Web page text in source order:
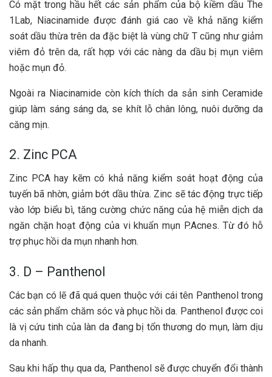
Có mặt trong hầu hết các sản phẩm của bộ kiềm dầu The
1Lab, Niacinamide được đánh giá cao về khả năng kiểm
soát dầu thừa trên da đặc biệt là vùng chữ T cũng như giảm
viêm đỏ trên da, rất hợp với các nàng da dầu bị mụn viêm
hoặc mụn đỏ.
Ngoài ra Niacinamide còn kích thích da sản sinh Ceramide
giúp làm sáng sáng da, se khít lỗ chân lông, nuôi dưỡng da
căng mịn.
2. Zinc PCA
Zinc PCA hay kẽm có khả năng kiểm soát hoạt động của
tuyến bã nhờn, giảm bớt dầu thừa. Zinc sẽ tác động trực tiếp
vào lớp biểu bì, tăng cường chức năng của hệ miễn dịch da
ngăn chặn hoạt động của vi khuẩn mụn P.Acnes. Từ đó hỗ
trợ phục hồi da mụn nhanh hơn.
3. D – Panthenol
Các bạn có lẽ đã quá quen thuộc với cái tên Panthenol trong
các sản phẩm chăm sóc và phục hồi da. Panthenol được coi
là vị cứu tinh của làn da đang bị tổn thương do mụn, làm dịu
da nhanh.
Sau khi hấp thụ qua da, Panthenol sẽ được chuyển đổi thành